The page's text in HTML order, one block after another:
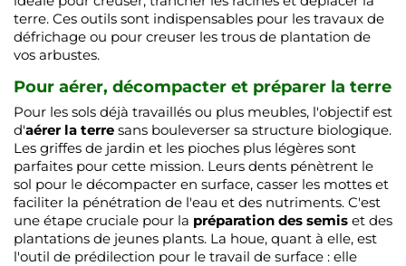
terre. Ces outils sont indispensables pour les travaux de
défrichage ou pour creuser les trous de plantation de
vos arbustes.
Pour aérer, décompacter et préparer la terre
Pour les sols déjà travaillés ou plus meubles, l'objectif est
d'aérer la terre sans bouleverser sa structure biologique.
Les griffes de jardin et les pioches plus légères sont
parfaites pour cette mission. Leurs dents pénètrent le
sol pour le décompacter en surface, casser les mottes et
faciliter la pénétration de l'eau et des nutriments. C'est
une étape cruciale pour la préparation des semis et des
plantations de jeunes plants. La houe, quant à elle, est
l'outil de prédilection pour le travail de surface : elle